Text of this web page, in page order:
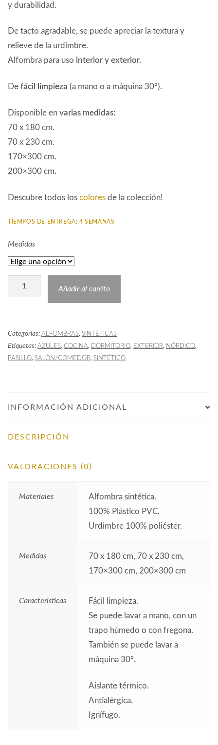
y durabilidad.
De tacto agradable, se puede apreciar la textura y
relieve de la urdimbre.
Alfombra para uso interior y exterior.
De fácil limpieza (a mano o a máquina 30º).
Disponible en varias medidas:
70 x 180 cm.
70 x 230 cm.
170×300 cm.
200×300 cm.
Descubre todos los colores de la colección!
TIEMPOS DE ENTREGA: 4 SEMANAS
Medidas
Alfombra
Nórdica
cantidad
Añadir al carrito
Categorías: ALFOMBRAS, SINTÉTICAS
Etiquetas: AZULES, COCINA, DORMITORIO, EXTERIOR, NÓRDICO,
PASILLO, SALÓN/COMEDOR, SINTÉTICO
INFORMACIÓN ADICIONAL
DESCRIPCIÓN
VALORACIONES (0)
Materiales
Alfombra sintética.
100% Plástico PVC.
Urdimbre 100% poliéster.
Medidas
70 x 180 cm, 70 x 230 cm,
170×300 cm, 200×300 cm
Características
Fácil limpieza.
Se puede lavar a mano, con un
trapo húmedo o con fregona.
También se puede lavar a
máquina 30º.
Aislante térmico.
Antialérgica.
Ignífugo.